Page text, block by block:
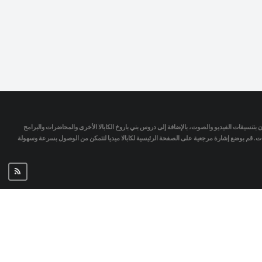
بتنسيقات الفيديو والصوت، بالإضافة إلى دروس بني باروخ الكابالا الأخرى والمحاضرات والبرامج
قم بوضع إشارة مرجعية على الصفحة الرئيسية لكابالا ميديا لتتمكن من الوصول بسرعة وسهولة